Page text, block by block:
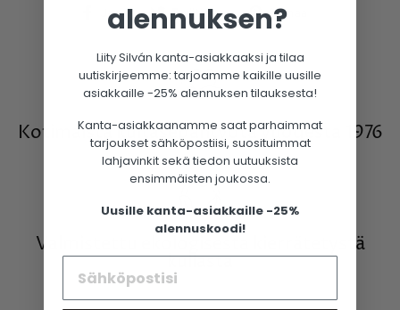
Jaa
Jaa
Facebookissa
Twiittaa TwiittaaPinnaa
Kotimaista kultasepäntyötä vuodesta 1976
Valmistettu ekologisesta kierrätetystä
kullasta
alennuksen?
Liity Silván kanta-asiakkaaksi ja tilaa
uutiskirjeemme: tarjoamme kaikille uusille
asiakkaille -25% alennuksen tilauksesta!
Kanta-asiakkaanamme saat parhaimmat
tarjoukset sähköpostiisi, suosituimmat
lahjavinkit sekä tiedon uutuuksista
ensimmäisten joukossa.
Uusille kanta-asiakkaille -25%
alennuskoodi!